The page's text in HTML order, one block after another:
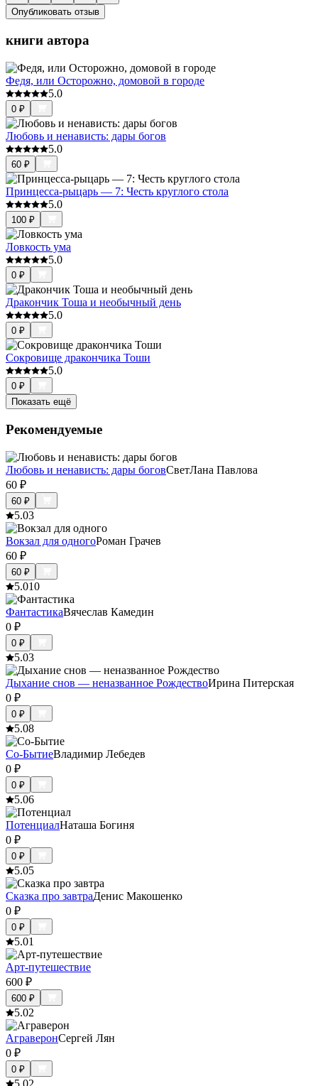
Опубликовать отзыв
книги автора
Федя, или Осторожно, домовой в городе
5.0
0 ₽
Любовь и ненависть: дары богов
5.0
60 ₽
Принцесса-рыцарь — 7: Честь круглого стола
5.0
100 ₽
Ловкость ума
5.0
0 ₽
Дракончик Тоша и необычный день
5.0
0 ₽
Сокровище дракончика Тоши
5.0
0 ₽
Показать ещё
Рекомендуемые
Любовь и ненависть: дары боговСветЛана Павлова
60 ₽
60 ₽
5.03
Вокзал для одногоРоман Грачев
60 ₽
60 ₽
5.010
ФантастикаВячеслав Камедин
0 ₽
0 ₽
5.03
Дыхание снов — неназванное РождествоИрина Питерская
0 ₽
0 ₽
5.08
Со-БытиеВладимир Лебедев
0 ₽
0 ₽
5.06
ПотенциалНаташа Богиня
0 ₽
0 ₽
5.05
Сказка про завтраДенис Макошенко
0 ₽
0 ₽
5.01
Арт-путешествие
600 ₽
600 ₽
5.02
АграверонСергей Лян
0 ₽
0 ₽
5.02